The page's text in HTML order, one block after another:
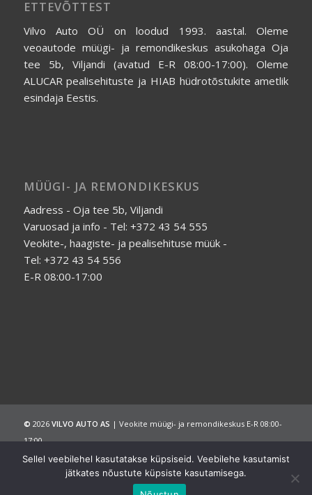
ETTEVÕTTEST
Vilvo Auto OÜ on loodud 1993. aastal. Oleme
veoautode müügi- ja remondikeskus asukohaga Oja
tee 5b, Viljandi (avatud E-R 08:00-17:00). Oleme
ALUCAR pealisehituste ja HIAB hüdrotõstukite ametlik
esindaja Eestis.
MÜÜGI- JA REMONDIKESKUS
Aadress - Oja tee 5b, Viljandi
Varuosad ja info - Tel: +372 43 54 555
Veokite-, haagiste- ja pealisehituse müük -
Tel: +372 43 54 556
E-R 08:00-17:00
© 2026 VILVO AUTO AS | Veokite müügi- ja remondikeskus E-R 08:00-
17:00
Avaleht
Ettevõttest Müük Teenused Galerii
Kontakt Tel: +372 43 54 555
Sellel veebilehel kasutatakse küpsiseid. Veebilehe kasutamist
jätkates nõustute küpsiste kasutamisega.